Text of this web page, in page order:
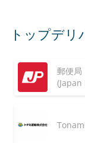
トップデリ
郵便局
(Japan